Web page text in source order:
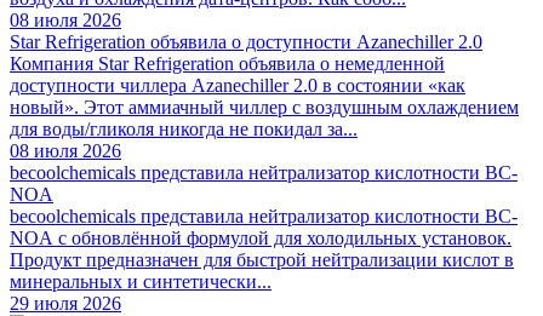
08 июля 2026
Star Refrigeration объявила о доступности Azanechiller 2.0
Компания Star Refrigeration объявила о немедленной
доступности чиллера Azanechiller 2.0 в состоянии «как
новый». Этот аммиачный чиллер с воздушным охлаждением
для воды/гликоля никогда не покидал за...
08 июля 2026
becoolchemicals представила нейтрализатор кислотности BC-
NOA
becoolchemicals представила нейтрализатор кислотности BC-
NOA с обновлённой формулой для холодильных установок.
Продукт предназначен для быстрой нейтрализации кислот в
минеральных и синтетически...
29 июля 2026